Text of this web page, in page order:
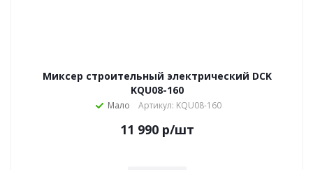
Миксер строительный электрический DCK
KQU08-160
Мало Артикул: KQU08-160
11 990 р/шт